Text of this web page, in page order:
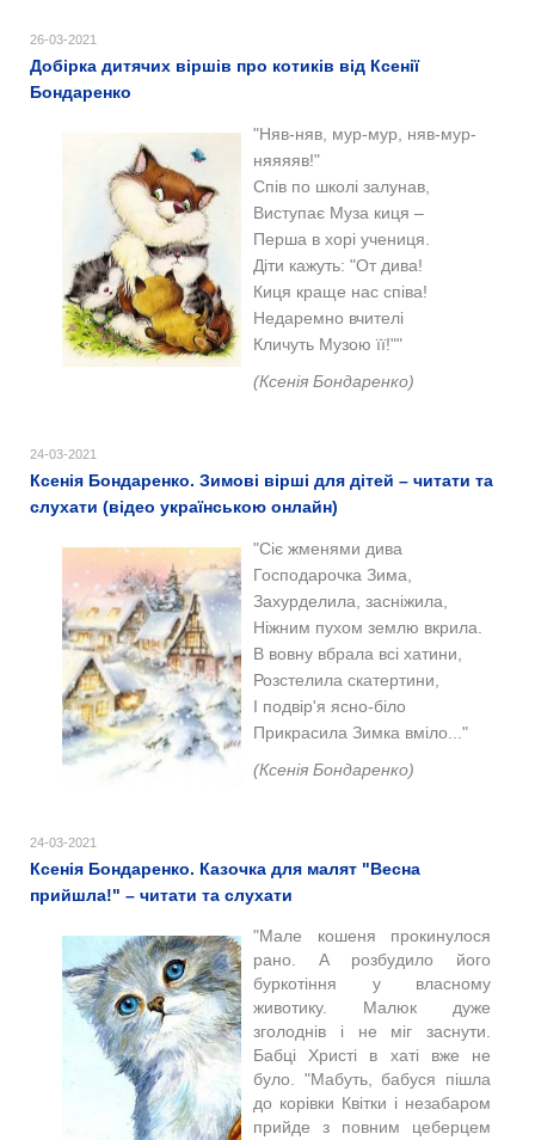
26-03-2021
Добірка дитячих віршів про котиків від Ксенії
Бондаренко
"Няв-няв, мур-мур, няв-мур-
няяяяв!"
Спів по школі залунав,
Виступає Муза киця –
Перша в хорі учениця.
Діти кажуть: "От дива!
Киця краще нас співа!
Недаремно вчителі
Кличуть Музою її!""
(Ксенія Бондаренко)
24-03-2021
Ксенія Бондаренко. Зимові вірші для дітей – читати та
слухати (відео українською онлайн)
"Сіє жменями дива
Господарочка Зима,
Захурделила, засніжила,
Ніжним пухом землю вкрила.
В вовну вбрала всі хатини,
Розстелила скатертини,
І подвір'я ясно-біло
Прикрасила Зимка вміло..."
(Ксенія Бондаренко)
24-03-2021
Ксенія Бондаренко. Казочка для малят "Весна
прийшла!" – читати та слухати
"Мале кошеня прокинулося
рано. А розбудило його
буркотіння у власному
животику. Малюк дуже
зголоднів і не міг заснути.
Бабці Христі в хаті вже не
було. "Мабуть, бабуся пішла
до корівки Квітки і незабаром
прийде з повним цеберцем